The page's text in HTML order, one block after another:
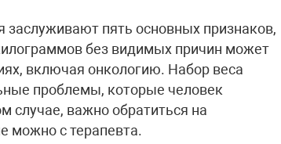
заслуживают пять основных признаков,
без видимых причин может
включая онкологию. Набор веса
проблемы, которые человек
случае, важно обратиться на
можно с терапевта.